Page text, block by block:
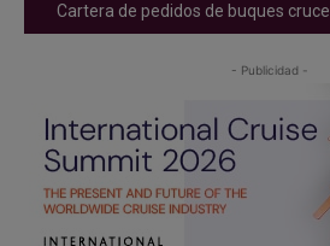
Cartera de pedidos de buques
- Publicidad -